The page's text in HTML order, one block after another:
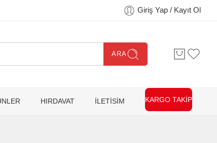
Giriş Yap / Kayıt Ol
ARA
HIRDAVAT İLETİSİM KARGO TAKİP